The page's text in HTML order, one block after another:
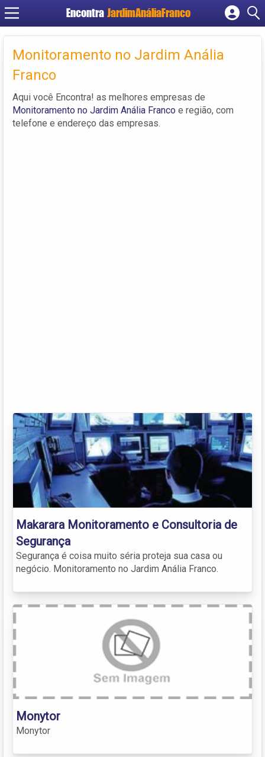
Encontra JardimAnáliaFranco
Cadastrar empresa
Criar conta
Monitoramento no Jardim Anália
Franco
Aqui você Encontra! as melhores empresas de
Monitoramento no Jardim Anália Franco e região, com
telefone e endereço das empresas.
Makarara Monitoramento e Consultoria de
Segurança
Segurança é coisa muito séria proteja sua casa ou
negócio. Monitoramento no Jardim Anália Franco.
Monytor
Monytor